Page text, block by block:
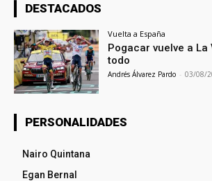
DESTACADOS
Vuelta a España
Pogacar vuelve a
todo
Andrés Álvarez Pardo - 03/08/
PERSONALIDADES
Nairo Quintana
Egan Bernal